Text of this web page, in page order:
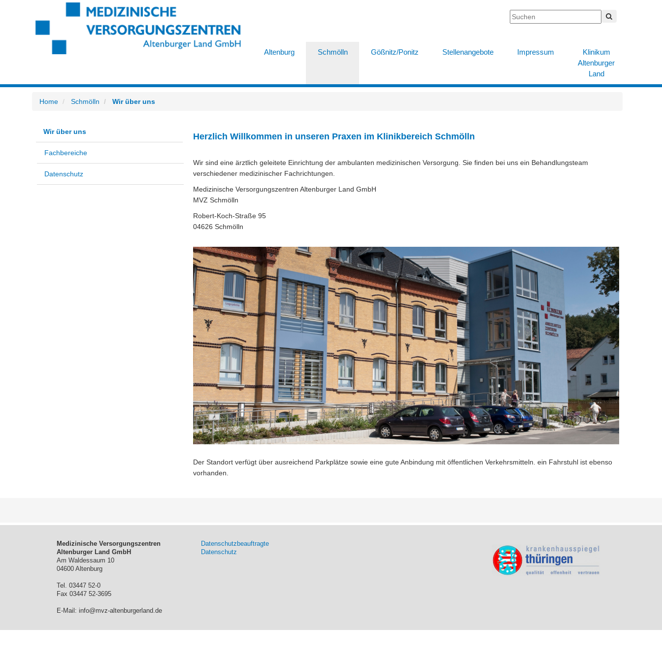
Altenburg Schmölln Gößnitz/Ponitz Stellenangebote Impressum
Klinikum
Altenburger
Land
Home Schmölln Wir über uns
Wir über uns
Fachbereiche
Datenschutz
Herzlich Willkommen in unseren Praxen im Klinikbereich Schmölln
Wir sind eine ärztlich geleitete Einrichtung der ambulanten medizinischen Versorgung. Sie finden bei uns ein Behandlungsteam
verschiedener medizinischer Fachrichtungen.
Medizinische Versorgungszentren Altenburger Land GmbH
MVZ Schmölln
Robert-Koch-Straße 95
04626 Schmölln
Der Standort verfügt über ausreichend Parkplätze sowie eine gute Anbindung mit öffentlichen Verkehrsmitteln. ein Fahrstuhl ist ebenso
vorhanden.
Medizinische Versorgungszentren
Altenburger Land GmbH
Am Waldessaum 10
04600 Altenburg
Tel. 03447 52-0
Fax 03447 52-3695
E-Mail: info@mvz-altenburgerland.de
Datenschutzbeauftragte
Datenschutz